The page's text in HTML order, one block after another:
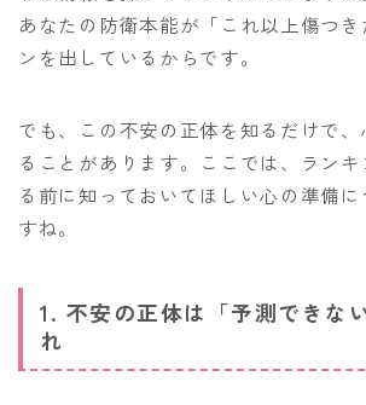
あなたの防衛本能が「これ以上傷つ
ンを出しているからです。
でも、この不安の正体を知るだけで
ることがあります。ここでは、ラン
る前に知っておいてほしい心の準備
すね。
1. 不安の正体は「予測できな
れ